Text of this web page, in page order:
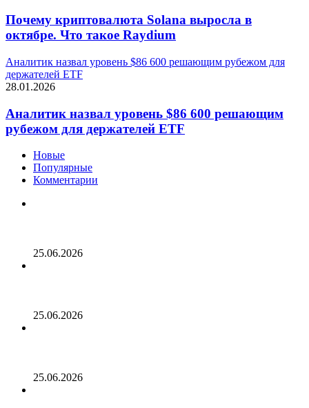
Почему криптовалюта Solana выросла в
октябре. Что такое Raydium
Аналитик назвал уровень $86 600 решающим рубежом для
держателей ETF
28.01.2026
Аналитик назвал уровень $86 600 решающим
рубежом для держателей ETF
Новые
Популярные
Комментарии
25.06.2026
25.06.2026
25.06.2026